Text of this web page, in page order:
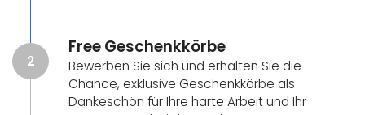
2
Free Geschenkkörbe
Bewerben Sie sich und erhalten Sie die
Chance, exklusive Geschenkkörbe als
Dankeschön für Ihre harte Arbeit und Ihr